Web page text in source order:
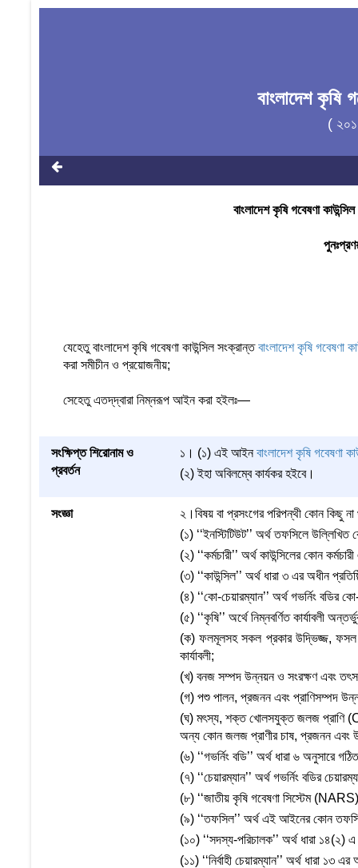
বাংলাদেশ কৃষি
(
বাংলাদেশ কৃষি গবেষণা
যেহেতু বাংলাদেশ কৃষি গবেষণা কাউন্সিল সংক্রান্তবাংলাদেশ কৃষি গবেষণা
করা সমীচীন ও প্রয়োজনীয়;
সেহেতু এতদ্‌দ্বারা নিম্নরূপ আইন করা হইলঃ—
সংক্ষিপ্ত শিরোনাম ও
প্রবর্তন
১। (১) এই আইনবাংলাদেশ কৃষি গবেষণা
(২) ইহা অবিলম্বে কার্যকর হইবে।
সংজ্ঞা
২।বিষয় বা প্রসংগের পরিপন্থী কোন কিছু
(১) ‘‘ইনস্টিটিউট’’ অর্থ তফসিলে উল্লিখিত
(২) ‘‘কর্মচারী’’ অর্থ কাউন্সিলের কোন
(৩) ‘‘কাউন্সিল’’ অর্থ ধারা ৩ এর অধীন
(৪) ‘‘কো-চেয়ারম্যান’’ অর্থ গভর্নিং বডির
(৫) ‘‘কৃষি’’ অর্থে নিম্নবর্ণিত কার্যাবলী
(ক) ফলমূলসহ সকল প্রকার উদ্ভিজ্জ, ফসল
কার্যাবলী;
(খ) বনজ সম্পদ উন্নয়ন ও সংরক্ষণ এবং
(গ) পশু পালন, প্রজনন এবং প্রাণিসম্পদ
(ঘ) মৎস্য, শক্ত খোলসযুক্ত জলজ প্রাণি
অন্য কোন জলজ প্রাণীর চাষ, প্রজনন এবং
(৬) ‘‘গভর্নিং বডি’’ অর্থ ধারা ৬ অনুসারে
(৭) ‘‘চেয়ারম্যান’’ অর্থ গভর্নিং বডির
(৮) ‘‘জাতীয় কৃষি গবেষণা সিস্টেম (NARS)
(৯) ‘‘তফসিল’’ অর্থ এই আইনের কোন
(১০) ‘‘সদস্য-পরিচালক’’ অর্থ ধারা ১৪(২)
(১১) ‘‘নির্বাহী চেয়ারম্যান’’ অর্থ ধারা ১৩